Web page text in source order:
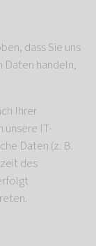
dass Sie uns
Daten handeln,
Ihrer
unsere IT-
Daten (z. B.
des